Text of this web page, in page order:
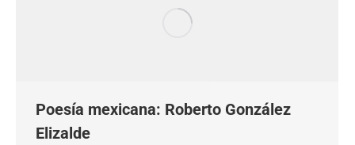
Poesía mexicana: Roberto González
Elizalde